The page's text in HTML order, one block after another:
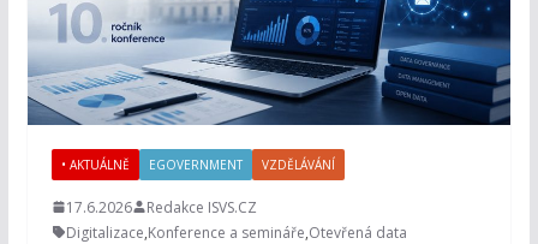
• AKTUÁLNĚ EGOVERNMENT VZDĚLÁVÁNÍ
17.6.2026
Redakce ISVS.CZ
Digitalizace,Konference a semináře,Otevřená data